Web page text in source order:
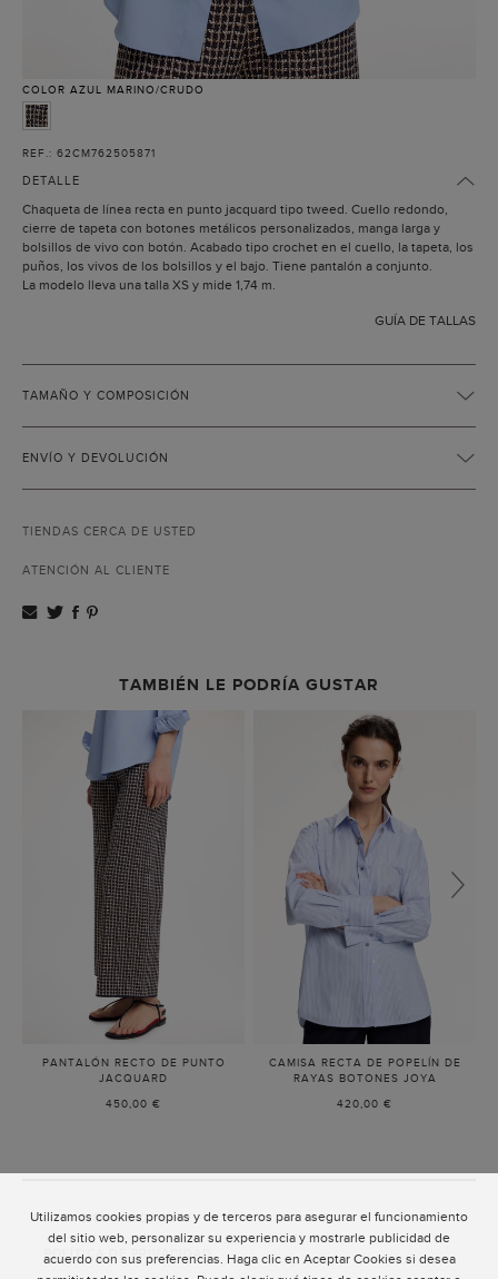
Utilizamos cookies propias y de terceros para asegurar el funcionamiento
del sitio web, personalizar su experiencia y mostrarle publicidad de
acuerdo con sus preferencias. Haga clic en Aceptar Cookies si desea
COLOR AZUL MARINO/CRUDO
REF.: 62CM762505871
DETALLE
Chaqueta de línea recta en punto jacquard tipo tweed. Cuello redondo,
cierre de tapeta con botones metálicos personalizados, manga larga y
bolsillos de vivo con botón. Acabado tipo crochet en el cuello, la tapeta, los
puños, los vivos de los bolsillos y el bajo. Tiene pantalón a conjunto.
La modelo lleva una talla XS y mide 1,74 m.
GUÍA DE TALLAS
TAMAÑO Y COMPOSICIÓN
ENVÍO Y DEVOLUCIÓN
TIENDAS CERCA DE USTED
ATENCIÓN AL CLIENTE
TAMBIÉN LE PODRÍA GUSTAR
PANTALÓN RECTO DE PUNTO
JACQUARD
450,00 €
CAMISA RECTA DE POPELÍN DE
RAYAS BOTONES JOYA
420,00 €
ATENCIÓN AL CLIENTE
POLÍTICA DE PRIVACIDAD